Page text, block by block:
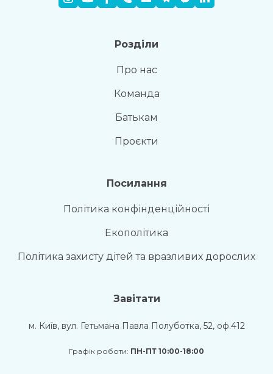
Розділи
Про нас
Команда
Батькам
Проєкти
Посилання
Політика конфінденційності
Екополітика
Політика захисту дітей та вразливих дорослих
Завітати
м. Київ, вул. Гетьмана Павла Полуботка, 52, оф.412
Графік роботи: ПН-ПТ 10:00-18:00